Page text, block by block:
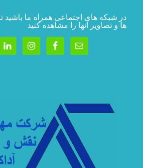
در شبکه های اجتماعی همراه ما باشید
ها و تصاویر آنها را مشاهده کنید